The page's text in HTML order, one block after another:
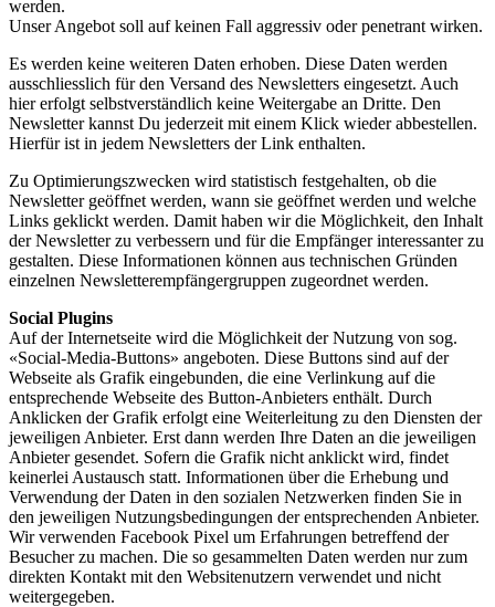
werden.
Unser Angebot soll auf keinen Fall aggressiv oder penetrant wirken.
Es werden keine weiteren Daten erhoben. Diese Daten werden
ausschliesslich für den Versand des Newsletters eingesetzt. Auch
hier erfolgt selbstverständlich keine Weitergabe an Dritte. Den
Newsletter kannst Du jederzeit mit einem Klick wieder abbestellen.
Hierfür ist in jedem Newsletters der Link enthalten.
Zu Optimierungszwecken wird statistisch festgehalten, ob die
Newsletter geöffnet werden, wann sie geöffnet werden und welche
Links geklickt werden. Damit haben wir die Möglichkeit, den Inhalt
der Newsletter zu verbessern und für die Empfänger interessanter zu
gestalten. Diese Informationen können aus technischen Gründen
einzelnen Newsletterempfängergruppen zugeordnet werden.
Social Plugins
Auf der Internetseite wird die Möglichkeit der Nutzung von sog.
«Social-Media-Buttons» angeboten. Diese Buttons sind auf der
Webseite als Grafik eingebunden, die eine Verlinkung auf die
entsprechende Webseite des Button-Anbieters enthält. Durch
Anklicken der Grafik erfolgt eine Weiterleitung zu den Diensten der
jeweiligen Anbieter. Erst dann werden Ihre Daten an die jeweiligen
Anbieter gesendet. Sofern die Grafik nicht anklickt wird, findet
keinerlei Austausch statt. Informationen über die Erhebung und
Verwendung der Daten in den sozialen Netzwerken finden Sie in
den jeweiligen Nutzungsbedingungen der entsprechenden Anbieter.
Wir verwenden Facebook Pixel um Erfahrungen betreffend der
Besucher zu machen. Die so gesammelten Daten werden nur zum
direkten Kontakt mit den Websitenutzern verwendet und nicht
weitergegeben.